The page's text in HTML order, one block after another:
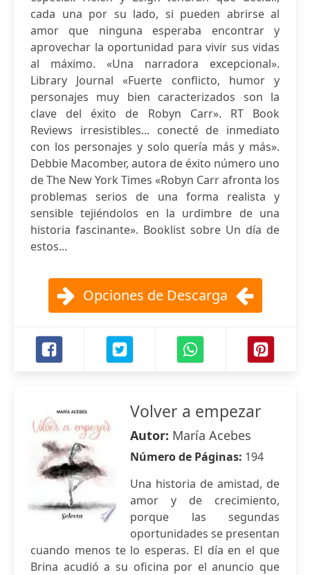
cada una por su lado, si pueden abrirse al
amor que ninguna esperaba encontrar y
aprovechar la oportunidad para vivir sus vidas
al máximo. «Una narradora excepcional».
Library Journal «Fuerte conflicto, humor y
personajes muy bien caracterizados son la
clave del éxito de Robyn Carr». RT Book
Reviews irresistibles... conecté de inmediato
con los personajes y solo quería más y más».
Debbie Macomber, autora de éxito número uno
de The New York Times «Robyn Carr afronta los
problemas serios de una forma realista y
sensible tejiéndolos en la urdimbre de una
historia fascinante». Booklist sobre Un día de
estos...
Opciones de Descarga
Volver a empezar
Autor: María Acebes
Número de Páginas: 194
Una historia de amistad, de
amor y de crecimiento,
porque las segundas
oportunidades se presentan
cuando menos te lo esperas. El día en el que
Brina acudió a su oficina por el anuncio que